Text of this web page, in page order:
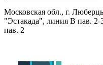
Московская обл., г.
"Эстакада", линия В пав.
пав. 2